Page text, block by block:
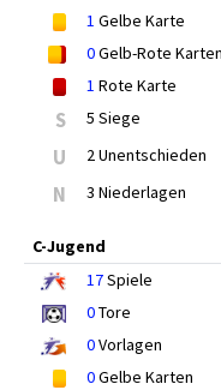
1 Gelbe Karte
0Gelb-Rote Karten
1 Rote Karte
S 5 Siege
U 2 Unentschieden
N 3 Niederlagen
C-Jugend
17Spiele
0Tore
0Vorlagen
0Gelbe Karten